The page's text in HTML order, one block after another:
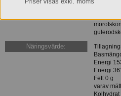
Näringsvärde:
Energi
Energi
Fett 0 g
varav
Kolhydrat